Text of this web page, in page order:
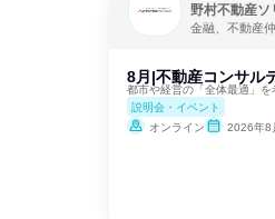
野村不動産
金融、不動産
8月|不動産コンサル
都市や経営の「全体最適」を
説明会・イベント
オンライン
2026年8